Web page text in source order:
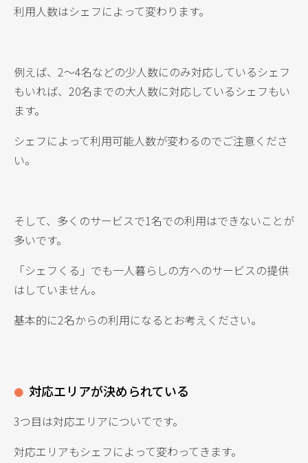
利用人数はシェフによって変わります。
例えば、2〜4名などの少人数にのみ対応しているシェフ
もいれば、20名までの大人数に対応しているシェフもい
ます。
シェフによって利用可能人数が変わるのでご注意くださ
い。
そして、多くのサービスで1名での利用はできないことが
多いです。
「シェフくる」でも一人暮らしの方へのサービスの提供
はしていません。
基本的に2名からの利用になるとお考えください。
対応エリアが決められている
3つ目は対応エリアについてです。
対応エリアもシェフによって変わってきます。